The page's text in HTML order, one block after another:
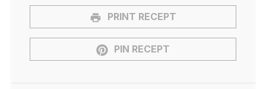
PRINT RECEPT
PIN RECEPT